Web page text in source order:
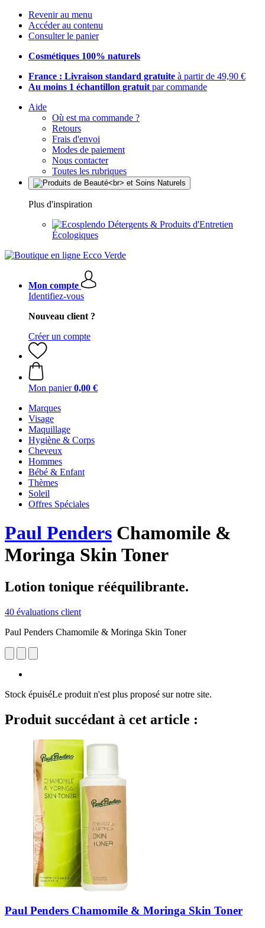
Revenir au menu
Accéder au contenu
Consulter le panier
Cosmétiques 100% naturels
France : Livraison standard gratuite à partir de 49,90 €
Au moins 1 échantillon gratuit par commande
Aide
Où est ma commande ?
Retours
Frais d'envoi
Modes de paiement
Nous contacter
Toutes les rubriques
Plus d'inspiration
Détergents & Produits d'Entretien
Écologiques
Mon compte
Identifiez-vous
Nouveau client ?
Créer un compte
Mon panier 0,00 €
Marques
Visage
Maquillage
Hygiène & Corps
Cheveux
Hommes
Bébé & Enfant
Thèmes
Soleil
Offres Spéciales
Paul Penders Chamomile &
Moringa Skin Toner
Lotion tonique rééquilibrante.
40 évaluations client
Paul Penders Chamomile & Moringa Skin Toner
Stock épuiséLe produit n'est plus proposé sur notre site.
Produit succédant à cet article :
Paul Penders Chamomile & Moringa Skin Toner